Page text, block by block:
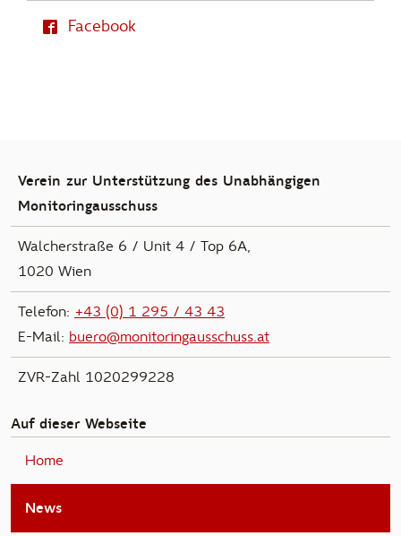
Facebook
Verein zur Unterstützung des Unabhängigen
Monitoringausschuss
Walcherstraße 6 / Unit 4 / Top 6A,
1020 Wien
Telefon: +43 (0) 1 295 / 43 43
E-Mail: buero@monitoringausschuss.at
ZVR-Zahl 1020299228
Auf dieser Webseite
Home
News